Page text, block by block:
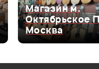
Магазин м.
Октябрьское
Москва